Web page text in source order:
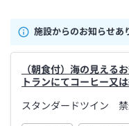
施設からのお知らせあ
（朝食付）海の見える
トランにてコーヒー又
スタンダードツイン